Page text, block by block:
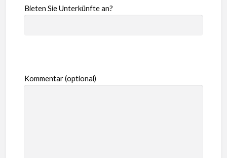
Bieten Sie Unterkünfte an?
Kommentar (optional)